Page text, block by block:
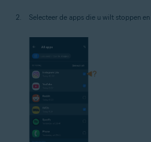
Selecteer de apps die u wilt stoppen